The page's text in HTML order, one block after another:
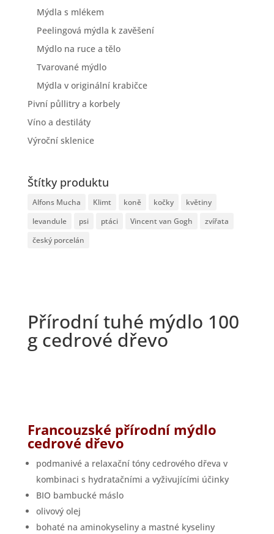
Mýdla s mlékem
Peelingová mýdla k zavěšení
Mýdlo na ruce a tělo
Tvarované mýdlo
Mýdla v originální krabičce
Pivní půllitry a korbely
Víno a destiláty
Výroční sklenice
Štítky produktu
Alfons Mucha Klimt koně kočky
květiny
levandule
psi ptáci Vincent van Gogh
zvířata
český porcelán
Přírodní tuhé mýdlo 100
g cedrové dřevo
Francouzské přírodní mýdlo
cedrové dřevo
podmanivé a relaxační tóny cedrového dřeva v
kombinaci s hydratačními a vyživujícími účinky
BIO bambucké máslo
olivový olej
bohaté na aminokyseliny a mastné kyseliny